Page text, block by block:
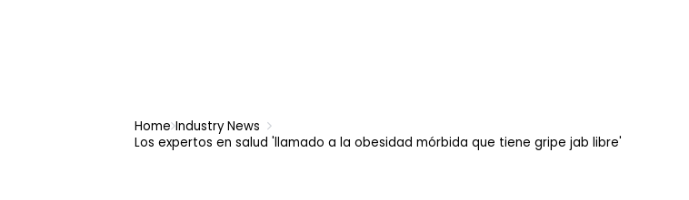
Home Industry News
Los expertos en salud 'llamado a la obesidad mórbida que tiene gripe jab libre'